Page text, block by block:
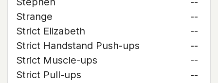
Strange
--
Strict Elizabeth
--
Strict Handstand Push-ups
--
Strict Muscle-ups
--
Strict Pull-ups
--